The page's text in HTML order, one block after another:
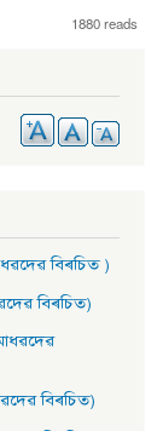
1880 reads
বিৰচিত )
বিৰচিত)
বিৰচিত)